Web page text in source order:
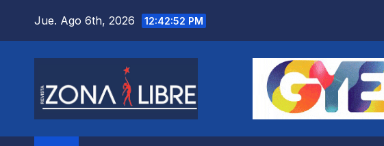
Jue. Ago 6th, 2026 12:42:53 PM